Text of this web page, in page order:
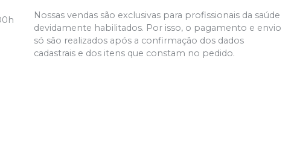
Nossas vendas são exclusivas para profissionais da saúde
devidamente habilitados. Por isso, o pagamento e envio
só são realizados após a confirmação dos dados
cadastrais e dos itens que constam no pedido.